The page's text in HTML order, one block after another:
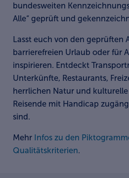
bundesweiten
Alle“ geprüft und
Lasst euch von den geprüften
barrierefreien Urlaub oder für
inspirieren. Entdeckt
Unterkünfte, Restaurants,
herrlichen Natur und
Reisende mit Handicap
sind.
Mehr Infos zu den
Qualitätskriterien.